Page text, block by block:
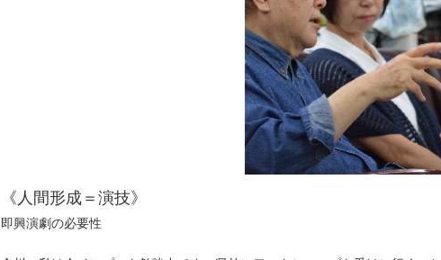
《人間形成＝演技》
即興演劇の必要性